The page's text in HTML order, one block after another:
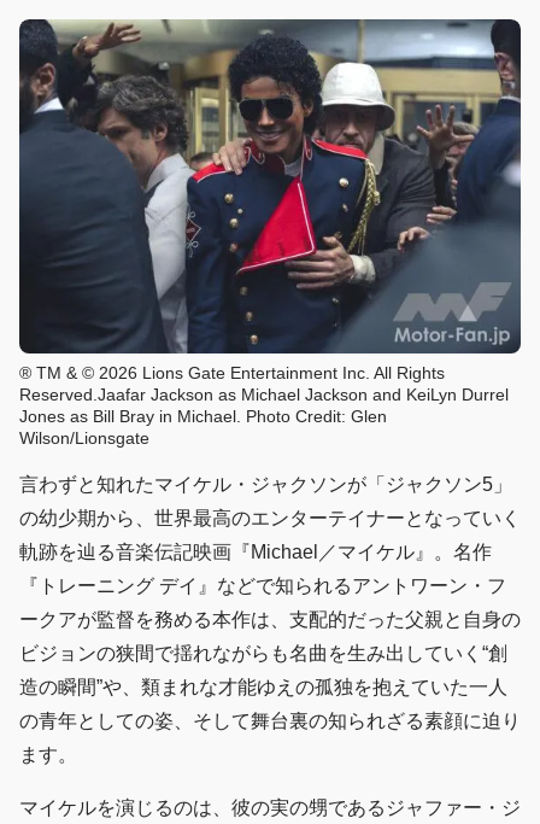
® TM & © 2026 Lions Gate Entertainment Inc. All Rights
Reserved.Jaafar Jackson as Michael Jackson and KeiLyn Durrel
Jones as Bill Bray in Michael. Photo Credit: Glen
Wilson/Lionsgate
言わずと知れたマイケル・ジャクソンが「ジャクソン5」
の幼少期から、世界最高のエンターテイナーとなっていく
軌跡を辿る音楽伝記映画『Michael／マイケル』。名作
『トレーニング デイ』などで知られるアントワーン・フ
ークアが監督を務める本作は、支配的だった父親と自身の
ビジョンの狭間で揺れながらも名曲を生み出していく“創
造の瞬間”や、類まれな才能ゆえの孤独を抱えていた一人
の青年としての姿、そして舞台裏の知られざる素顔に迫り
ます。
マイケルを演じるのは、彼の実の甥であるジャファー・ジ